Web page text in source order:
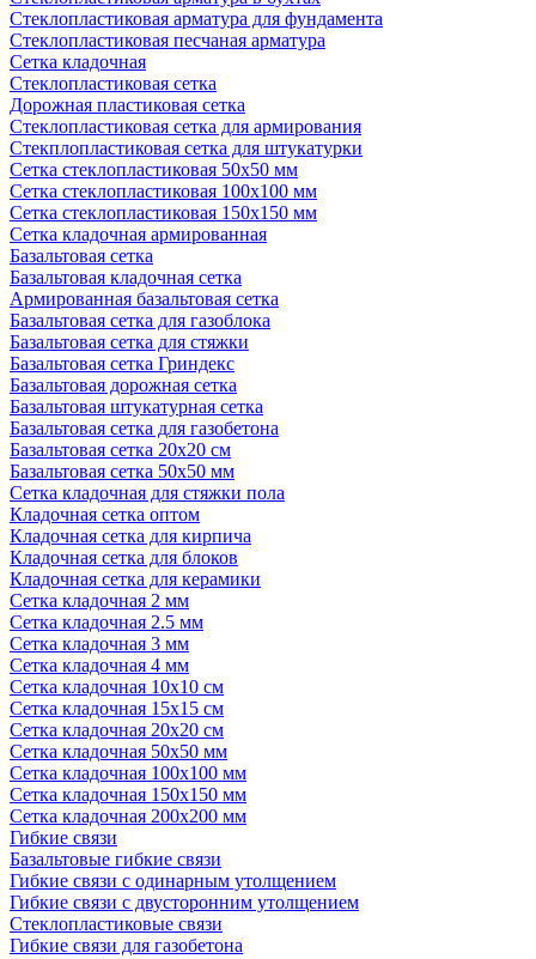
Стеклопластиковая арматура для фундамента
Стеклопластиковая песчаная арматура
Сетка кладочная
Стеклопластиковая сетка
Дорожная пластиковая сетка
Стеклопластиковая сетка для армирования
Стекплопластиковая сетка для штукатурки
Сетка стеклопластиковая 50x50 мм
Сетка стеклопластиковая 100x100 мм
Сетка стеклопластиковая 150x150 мм
Сетка кладочная армированная
Базальтовая сетка
Базальтовая кладочная сетка
Армированная базальтовая сетка
Базальтовая сетка для газоблока
Базальтовая сетка для стяжки
Базальтовая сетка Гриндекс
Базальтовая дорожная сетка
Базальтовая штукатурная сетка
Базальтовая сетка для газобетона
Базальтовая сетка 20x20 см
Базальтовая сетка 50x50 мм
Сетка кладочная для стяжки пола
Кладочная сетка оптом
Кладочная сетка для кирпича
Кладочная сетка для блоков
Кладочная сетка для керамики
Сетка кладочная 2 мм
Сетка кладочная 2.5 мм
Сетка кладочная 3 мм
Сетка кладочная 4 мм
Сетка кладочная 10x10 см
Сетка кладочная 15x15 см
Сетка кладочная 20x20 см
Сетка кладочная 50x50 мм
Сетка кладочная 100x100 мм
Сетка кладочная 150x150 мм
Сетка кладочная 200x200 мм
Гибкие связи
Базальтовые гибкие связи
Гибкие связи с одинарным утолщением
Гибкие связи с двусторонним утолщением
Стеклопластиковые связи
Гибкие связи для газобетона